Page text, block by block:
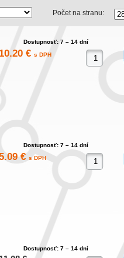
Počet na stranu:
Dostupnosť: 7 – 14 dní
10.20 €s DPH
Dostupnosť: 7 – 14 dní
€s DPH
Dostupnosť: 7 – 14 dní